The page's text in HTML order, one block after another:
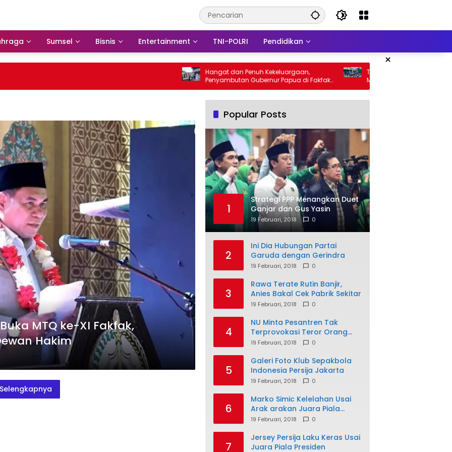
Sumsel Bisnis Entertainment TNI-POLRI Pendidikan
×
Hangat dan Penuh Kekeluargaan,
Penyambutan Gubernur Papua di Fakfak
Warnai Peringatan 666 Tahun Islam
Tanamkan Nilai Saling Menghargai,
Mahasiswa KKN Edukasi Anti-
SDN 14
MTQ ke-XI Fakfak,
Hakim
Selengkapnya
Popular Posts
1
Strategi PPP Menangkan Duet
Ganjar dan Gus Yasin
19 Februari, 2018 0
2
Ini Dia Hubungan Partai
Garuda dengan Gerindra
19 Februari, 2018 0
3
Rawa Terate Rutin Banjir,
Anies Bakal Cek Pabrik Sekitar
19 Februari, 2018 0
4
NU Minta Pesantren Tak
Terprovokasi Teror Orang
Gila
19 Februari, 2018 0
5
Galeri Foto Klub Sepakbola
Indonesia Persija Jakarta
19 Februari, 2018 0
6
Marko Simic Kelelahan Usai
Arak arakan Juara Piala
Presiden
19 Februari, 2018 0
7
Jersey Persija Laku Keras Usai
Juara Piala Presiden